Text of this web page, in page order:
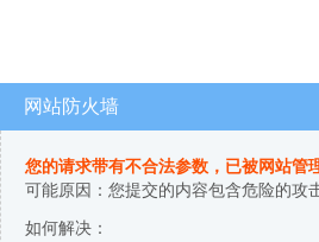
网站防火墙
您的请求带有不合法参数，已被网站管
可能原因：您提交的内容包含危险的攻
如何解决：